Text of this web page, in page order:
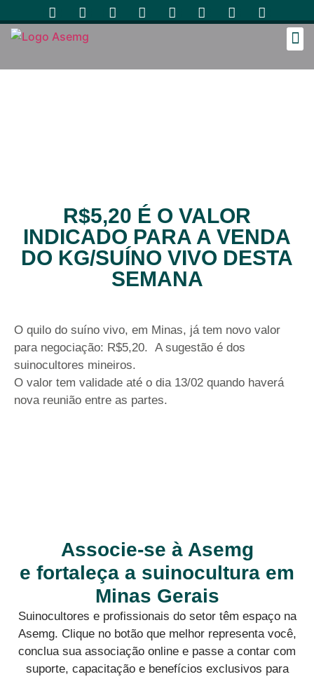
R$5,20 É O VALOR
INDICADO PARA A VENDA
DO KG/SUÍNO VIVO DESTA
SEMANA
O quilo do suíno vivo, em Minas, já tem novo valor
para negociação: R$5,20. A sugestão é dos
suinocultores mineiros.
O valor tem validade até o dia 13/02 quando haverá
nova reunião entre as partes.
Associe-se à Asemg
e fortaleça a suinocultura em
Minas Gerais
Suinocultores e profissionais do setor têm espaço na
Asemg. Clique no botão que melhor representa você,
conclua sua associação online e passe a contar com
suporte, capacitação e benefícios exclusivos para